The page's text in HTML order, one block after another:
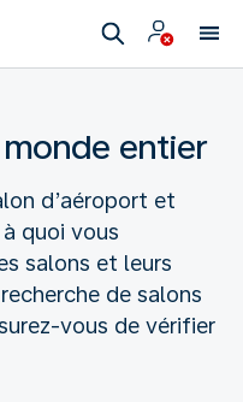
entier
d’aéroport et
quoi vous
salons et leurs
de salons
vous de vérifier